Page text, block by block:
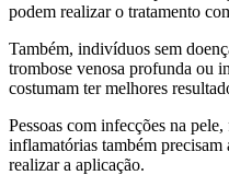
podem realizar o tratamento
Também, indivíduos sem
trombose venosa profunda ou
costumam ter melhores
Pessoas com infecções na
inflamatórias também precisam
realizar a aplicação.